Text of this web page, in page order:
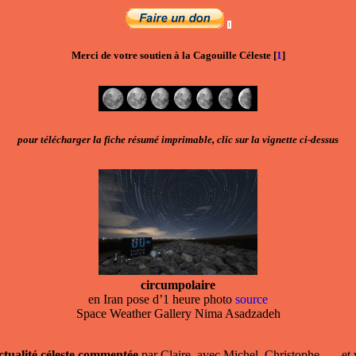
Merci de votre soutien à la Cagouille Céleste[1]
pour télécharger la fiche résumé imprimable, clic sur la vignette ci-dessus
circumpolaire
en Iran pose d’1 heure photo source
Space Weather Gallery Nima Asadzadeh